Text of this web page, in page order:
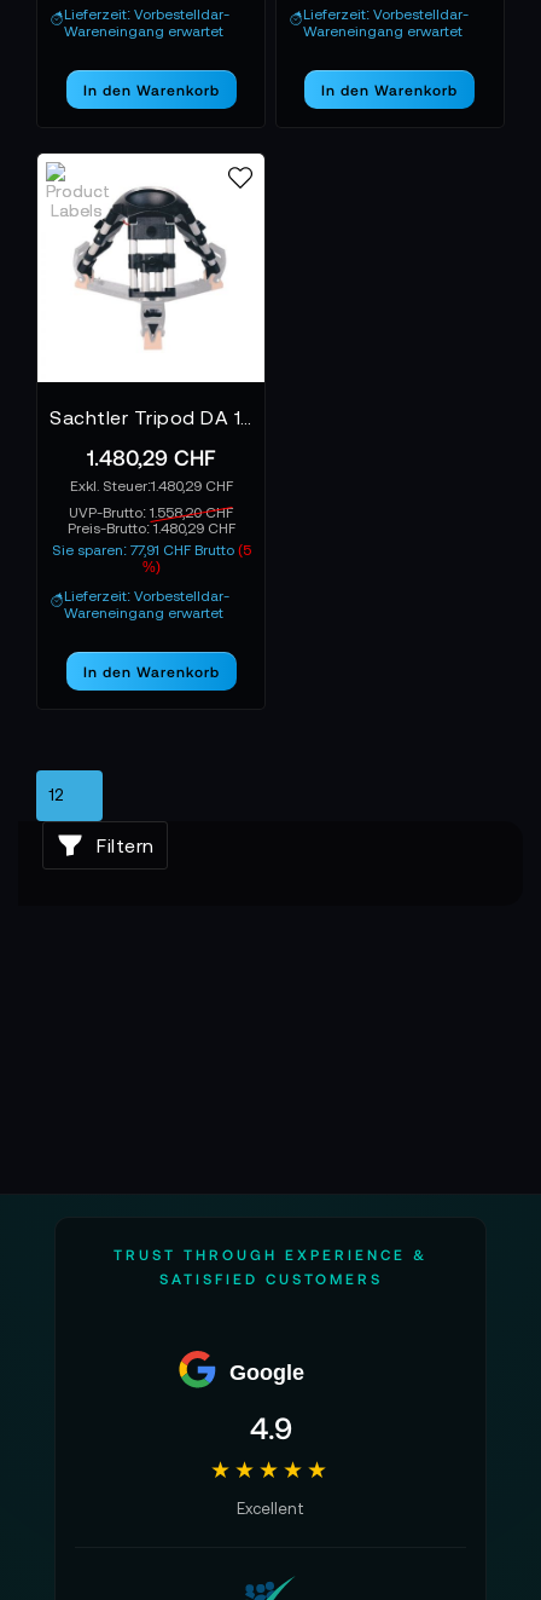
Lieferzeit: Vorbestelldar-
Wareneingang erwartet
In den Warenkorb
Lieferzeit: Vorbestelldar-
Wareneingang erwartet
In den Warenkorb
1.480,29 CHF
1.480,29 CHF
UVP-Brutto:1.558,20 CHF
Preis-Brutto:1.480,29 CHF
Sie sparen: 77,91 CHF Brutto (5
%)
Lieferzeit: Vorbestelldar-
Wareneingang erwartet
In den Warenkorb
Filtern
TRUST THROUGH EXPERIENCE &
SATISFIED CUSTOMERS
Google
4.9
★★★★★
Excellent